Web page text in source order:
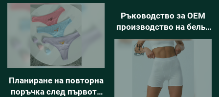
Планиране на повторна
поръчка след първото
Ръководство за OEM
производство на бельо
от памук за
стартиращи компании,
специализирани в
продукти